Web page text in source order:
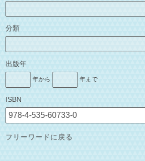
分類
出版年
年から 年まで
ISBN
フリーワードに戻る